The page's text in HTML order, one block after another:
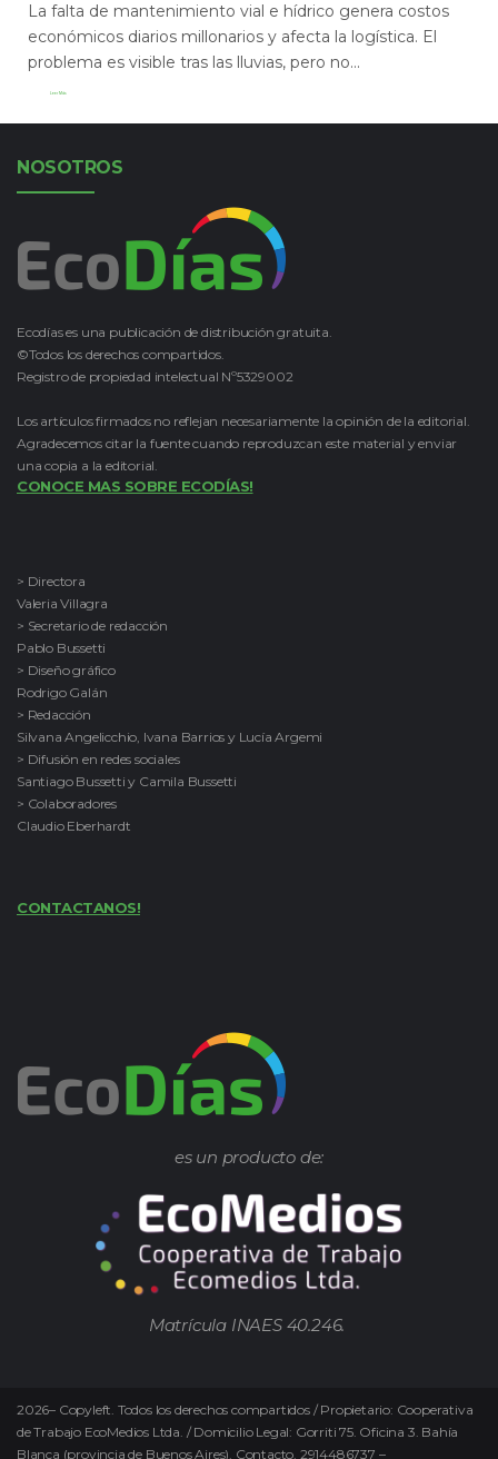
La falta de mantenimiento vial e hídrico genera costos
económicos diarios millonarios y afecta la logística. El
problema es visible tras las lluvias, pero no...
Leer Más
NOSOTROS
Ecodías es una publicación de distribución gratuita.
©Todos los derechos compartidos.
Registro de propiedad intelectual Nº5329002
Los artículos firmados no reflejan necesariamente la opinión de la editorial.
Agradecemos citar la fuente cuando reproduzcan este material y enviar
una copia a la editorial.
CONOCE MAS SOBRE ECODÍAS!
> Directora
Valeria Villagra
> Secretario de redacción
Pablo Bussetti
> Diseño gráfico
Rodrigo Galán
> Redacción
Silvana Angelicchio, Ivana Barrios y Lucía Argemi
> Difusión en redes sociales
Santiago Bussetti y Camila Bussetti
> Colaboradores
Claudio Eberhardt
CONTACTANOS!
es un producto de:
Matrícula INAES 40.246.
2026– Copyleft. Todos los derechos compartidos / Propietario: Cooperativa
de Trabajo EcoMedios Ltda. / Domicilio Legal: Gorriti 75. Oficina 3. Bahía
Blanca (provincia de Buenos Aires). Contacto. 2914486737 –